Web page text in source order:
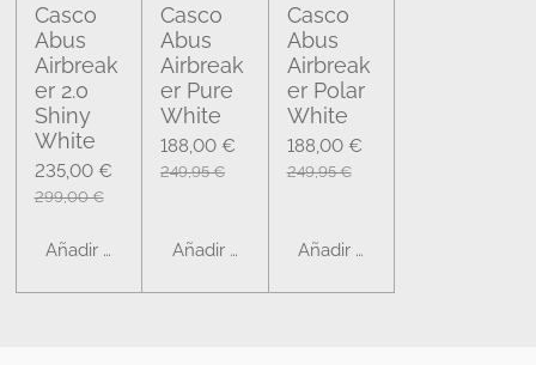
Casco
Abus
Airbreak
er 2.0
Shiny
White
235,00 €
299,00 €
Añadir al carrito
Casco
Abus
Airbreak
er Pure
White
188,00 €
249,95 €
Añadir al carrito
Casco
Abus
Airbreak
er Polar
White
188,00 €
249,95 €
Añadir al carrito